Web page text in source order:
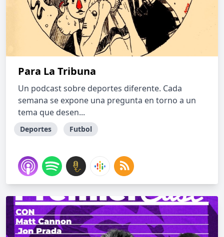
Para La Tribuna
Un podcast sobre deportes diferente. Cada
semana se expone una pregunta en torno a un
tema que desen...
Deportes Futbol